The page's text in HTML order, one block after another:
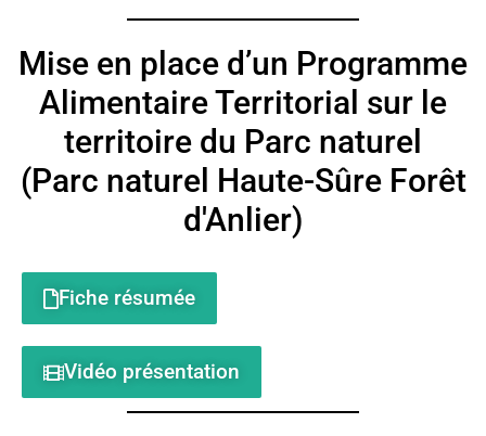
Mise en place d’un Programme
Alimentaire Territorial sur le
territoire du Parc naturel
(Parc naturel Haute-Sûre Forêt
d'Anlier)
Fiche résumée
Vidéo présentation